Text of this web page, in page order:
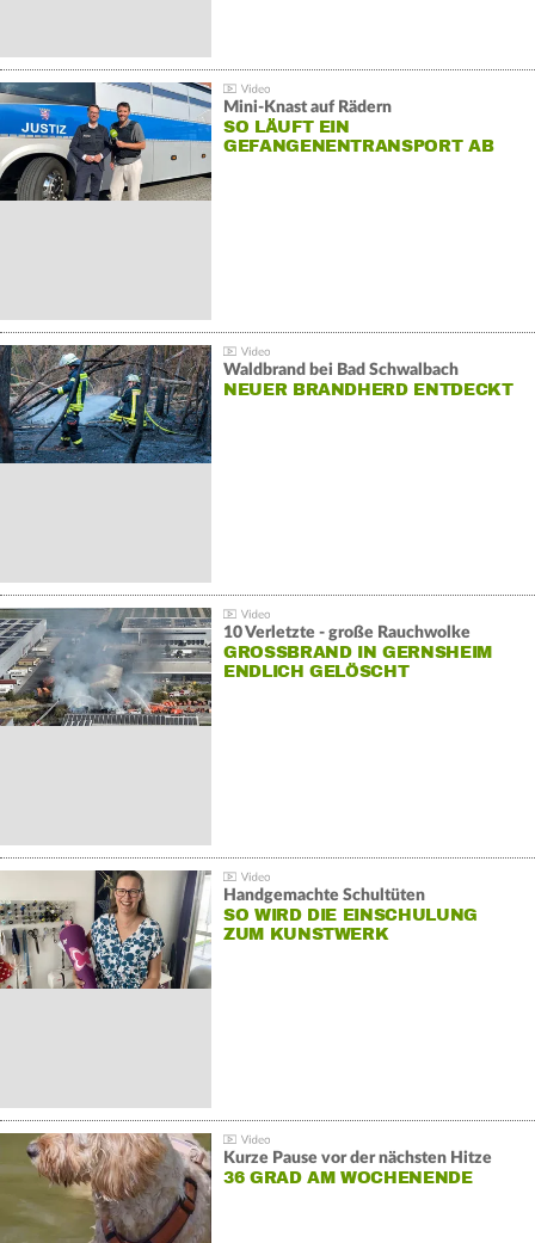
Mini-Knast auf Rädern
SO LÄUFT EIN
GEFANGENENTRANSPORT AB
Waldbrand bei Bad Schwalbach
NEUER BRANDHERD ENTDECKT
10 Verletzte - große Rauchwolke
GROSSBRAND IN GERNSHEIM E
NDLICH GELÖSCHT
Handgemachte Schultüten
SO WIRD DIE EINSCHULUNG
ZUM KUNSTWERK
Kurze Pause vor der nächsten Hitze
36 GRAD AM WOCHENENDE